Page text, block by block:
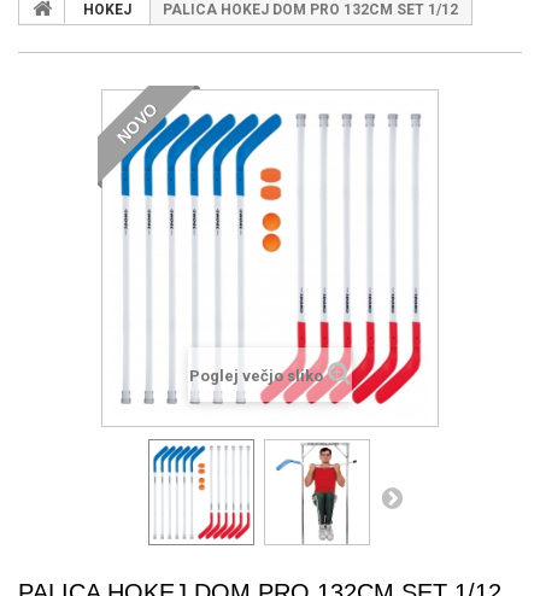
HOKEJ PALICA HOKEJ DOM PRO 132CM SET 1/12
NOVO
Poglej večjo sliko